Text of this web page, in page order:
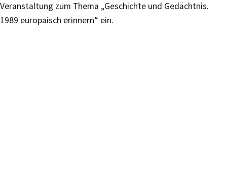
Veranstaltung zum Thema „Geschichte und Gedächtnis.
1989 europäisch erinnern“ ein.